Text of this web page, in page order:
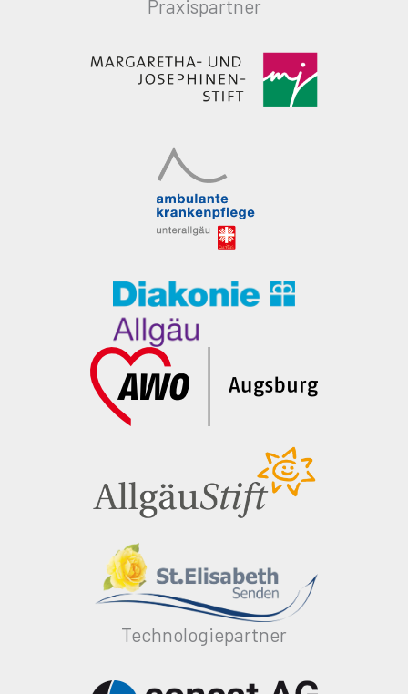
Praxispartner
Technologiepartner